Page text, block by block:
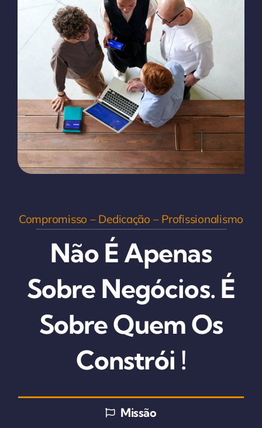
Compromisso – Dedicação – Profissionalismo
Não É Apenas
Sobre Negócios. É
Sobre Quem Os
Constrói !
Missão